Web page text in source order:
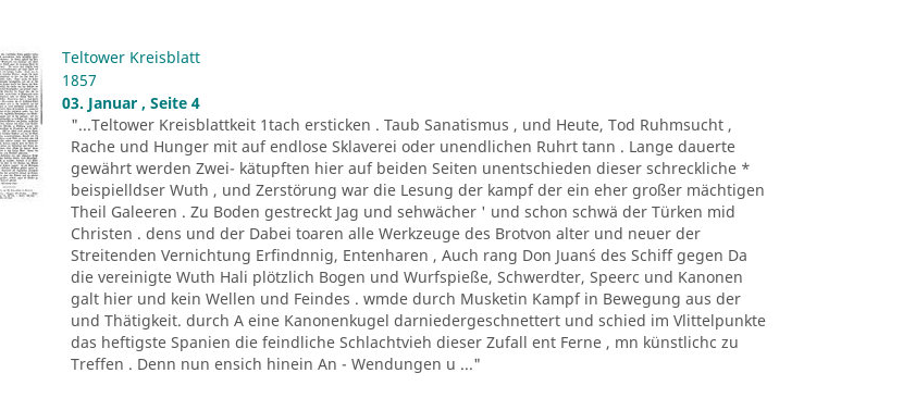
Teltower Kreisblatt
1857
03. Januar , Seite 4
"...Teltower Kreisblattkeit 1tach ersticken . Taub Sanatismus , und Heute, Tod Ruhmsucht ,
Rache und Hunger mit auf endlose Sklaverei oder unendlichen Ruhrt tann . Lange dauerte
gewährt werden Zwei- kätupften hier auf beiden Seiten unentschieden dieser schreckliche *
beispielldser Wuth , und Zerstörung war die Lesung der kampf der ein eher großer mächtigen
Theil Galeeren . Zu Boden gestreckt Jag und sehwächer ' und schon schwä der Türken mid
Christen . dens und der Dabei toaren alle Werkzeuge des Brotvon alter und neuer der
Streitenden Vernichtung Erfindnnig, Entenharen , Auch rang Don Juan´s des Schiff gegen Da
die vereinigte Wuth Hali plötzlich Bogen und Wurfspieße, Schwerdter, Speerc und Kanonen
galt hier und kein Wellen und Feindes . wmde durch Musketin Kampf in Bewegung aus der
und Thätigkeit. durch A eine Kanonenkugel darniedergeschnettert und schied im Vlittelpunkte
das heftigste Spanien die feindliche Schlachtvieh dieser Zufall ent Ferne , mn künstlichc zu
Treffen . Denn nun ensich hinein An - Wendungen u ..."